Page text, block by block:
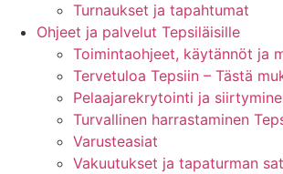
Turnaukset ja tapahtumat
Ohjeet ja palvelut Tepsiläisille
Toimintaohjeet, käytännöt ja
Tervetuloa Tepsiin – Tästä
Pelaajarekrytointi ja
Turvallinen harrastaminen
Varusteasiat
Vakuutukset ja tapaturman